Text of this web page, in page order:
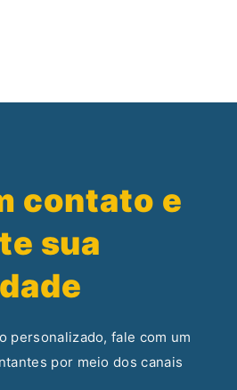
contato e
sua
personalizado, fale com um
por meio dos canais